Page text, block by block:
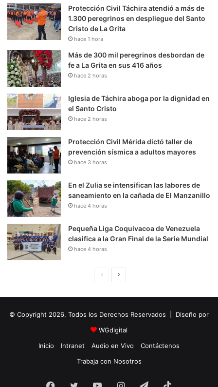
Protección Civil Táchira atendió a más de
1.300 peregrinos en despliegue del Santo
Cristo de La Grita
hace 1 hora
Más de 300 mil peregrinos desbordan de
fe a La Grita en sus 416 años
hace 2 horas
Iglesia de Táchira aboga por la dignidad en
el Santo Cristo
hace 2 horas
Protección Civil Mérida dictó taller de
prevención sísmica a adultos mayores
hace 3 horas
En el Zulia se intensifican las labores de
saneamiento en la cañada de El Manzanillo
hace 4 horas
Pequeña Liga Coquivacoa de Venezuela
clasifica a la Gran Final de la Serie Mundial
hace 4 horas
i
n
a
u
i
e
e
© Copyright 2026, Todos los Derechos Reservados | Diseño por
WGdigital
Inicio
Intranet Audio en Vivo
Contáctenos
Trabaja con Nosotros